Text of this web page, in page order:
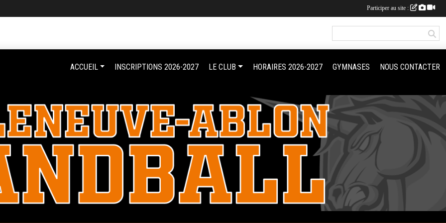
ACCUEIL INSCRIPTIONS 2026-2027 LE CLUB HORAIRES 2026-2027 GYMNASES NOUS CONTACTER
Participer au site :